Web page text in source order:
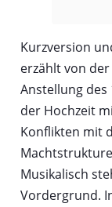
Kurzversion
erzählt von
Anstellung des
der Hochzeit
Konflikten mit
Musikalisch
Vordergrund.